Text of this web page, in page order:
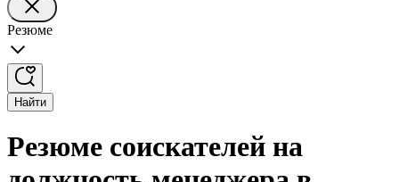
Резюме
Найти
Резюме соискателей на